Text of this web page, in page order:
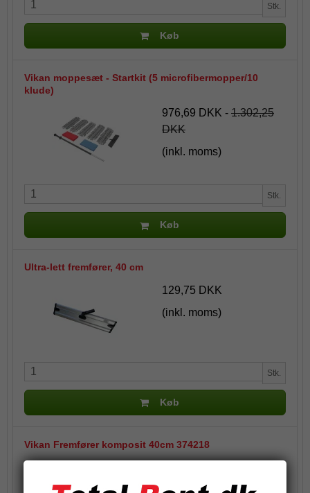
Stk.
Køb
Vikan moppesæt - Startkit (5 microfibermopper/10
klude)
976,69 DKK - 1.302,25
DKK
(inkl. moms)
Stk.
Køb
Ultra-lett fremfører, 40 cm
129,75 DKK
(inkl. moms)
Stk.
Køb
Vikan Fremfører komposit 40cm 374218
(inkl. moms)